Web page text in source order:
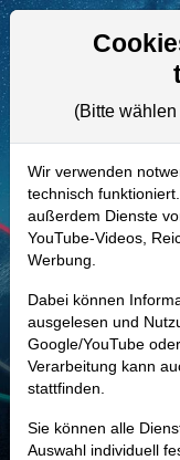
880054 |
Company
Realtime-Aktienkurs:
- - -
-
Umsatz
(Bitte
Wir verwenden
technisch
außerdem Dienste
YouTube-Videos,
Werbung.
Dabei können
ausgelesen und
Google/YouTube
Verarbeitung kann
stattfinden.
Sie können alle
Auswahl individuell